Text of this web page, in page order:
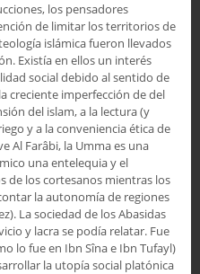
los pensadores
de limitar los territorios de
islámica fueron llevados
Existía en ellos un interés
social debido al sentido de
creciente imperfección de del
del islam, a la lectura (y
y a la conveniencia ética de
Al Farâbi, la Umma es una
una entelequia y el
de los cortesanos mientras los
la autonomía de regiones
La sociedad de los Abasidas
y lacra se podía relatar. Fue
lo fue en Ibn Sîna e Ibn Tufayl)
la utopía social platónica